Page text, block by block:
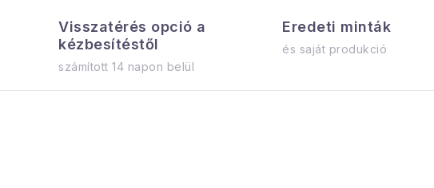
Visszatérés opció a
kézbesítéstől
számított 14 napon belül
Eredeti minták
és saját produkció